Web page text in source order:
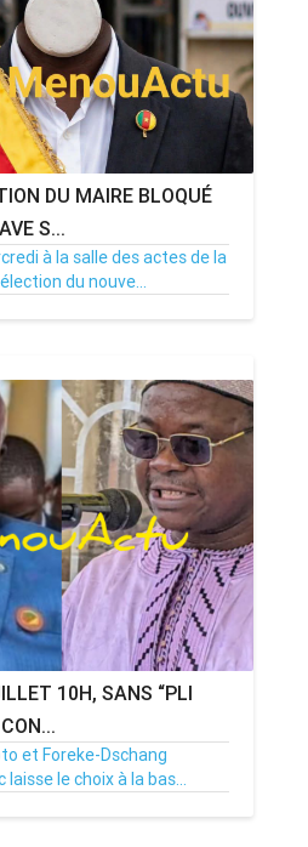
DU MAIRE BLOQUÉ
S...
à la salle des actes de la
du nouve...
MenouActu 0
10H, SANS “PLI
et Foreke-Dschang
laisse le choix à la bas...
MenouActu 0